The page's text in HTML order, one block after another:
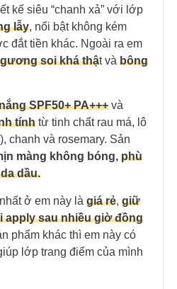
kế siêu “chanh xả” với lớp
lẫy, nổi bật không kém
đắt tiền khác. Ngoài ra em
soi khá thật và bông
SPF50+ PA+++ và
tính từ tinh chất rau má, lô
chanh và rosemary. Sản
màng không bóng, phù
dầu.
ở em này là giá rẻ, giữ
apply sau nhiều giờ đồng
phẩm khác thì em này có
lớp trang điểm của mình